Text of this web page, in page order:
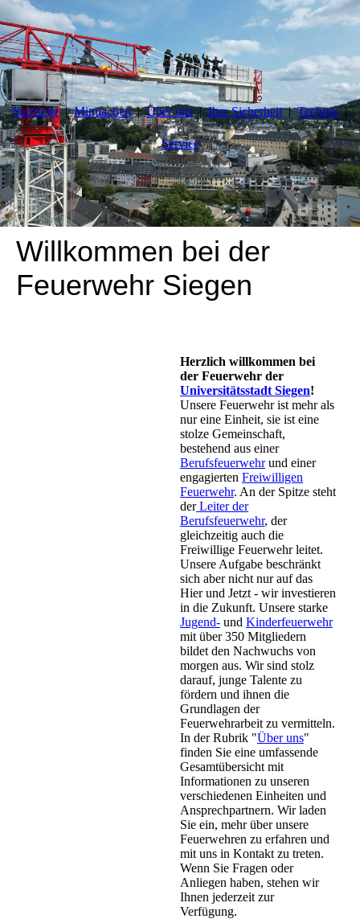
Startseite Mitmachen Über uns Ihre Sicherheit Technik
Service
Willkommen bei der
Feuerwehr Siegen
Herzlich willkommen bei
der Feuerwehr der
Universitätsstadt Siegen!
Unsere Feuerwehr ist mehr als
nur eine Einheit, sie ist eine
stolze Gemeinschaft,
bestehend aus einer
Berufsfeuerwehrund einer
engagierten Freiwilligen
Feuerwehr. An der Spitze steht
derLeiter der
Berufsfeuerwehr, der
gleichzeitig auch die
Freiwillige Feuerwehr leitet.
Unsere Aufgabe beschränkt
sich aber nicht nur auf das
Hier und Jetzt - wir investieren
in die Zukunft. Unsere starke
Jugend- und Kinderfeuerwehr
mit über 350 Mitgliedern
bildet den Nachwuchs von
morgen aus. Wir sind stolz
darauf, junge Talente zu
fördern und ihnen die
Grundlagen der
Feuerwehrarbeit zu vermitteln.
In der Rubrik "Über uns"
finden Sie eine umfassende
Gesamtübersicht mit
Informationen zu unseren
verschiedenen Einheiten und
Ansprechpartnern. Wir laden
Sie ein, mehr über unsere
Feuerwehren zu erfahren und
mit uns in Kontakt zu treten.
Wenn Sie Fragen oder
Anliegen haben, stehen wir
Ihnen jederzeit zur
Verfügung.